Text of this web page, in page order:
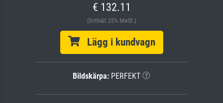
€ 132.11
(Enthält 25% MwSt.)
Lägg i kundvagn
Bildskärpa: PERFEKT